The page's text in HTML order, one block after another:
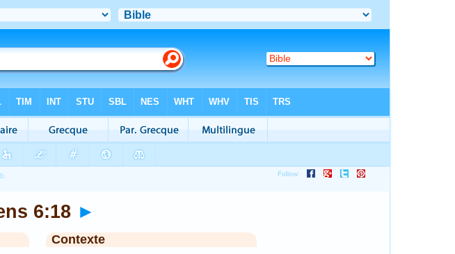
6:18 ►
Contexte